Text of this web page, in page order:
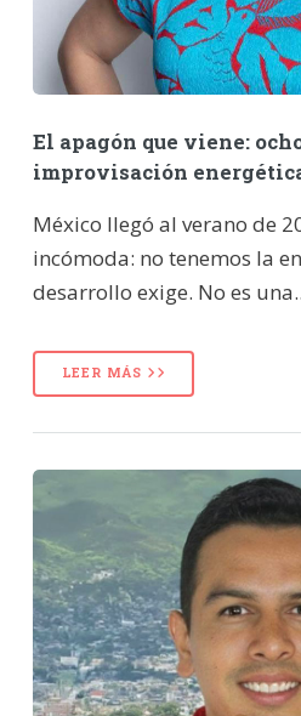
El apagón que viene:
improvisación
México llegó al verano de
incómoda: no tenemos la
desarrollo exige. No es
LEER MÁS